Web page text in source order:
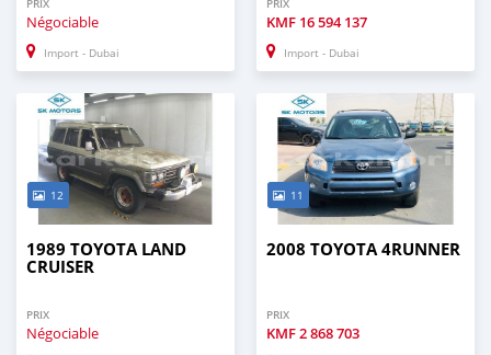
PRIX
Négociable
Import - Dubai
PRIX
KMF 16 594 137
Import - Dubai
12
1989 TOYOTA LAND
CRUISER
PRIX
Négociable
11
2008 TOYOTA 4RUNNER
PRIX
KMF2 868 703